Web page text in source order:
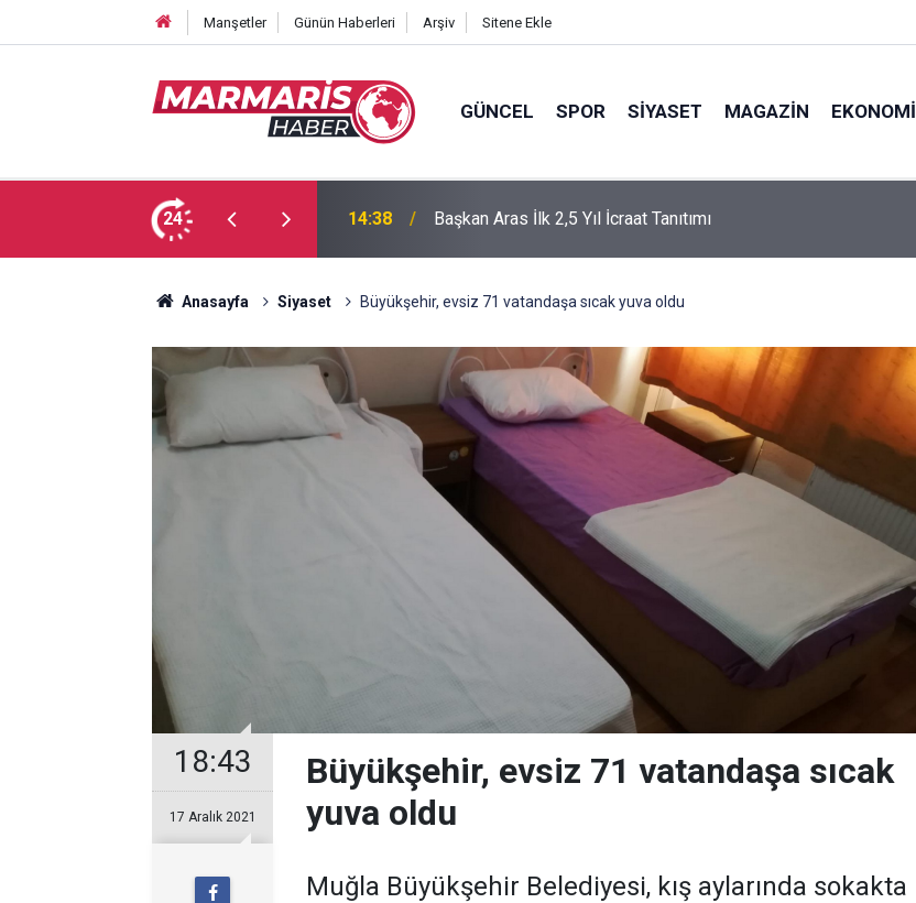
Manşetler Günün Haberleri Arşiv Sitene Ekle
GÜNCEL SPOR SIYASET MAGAZIN EKONOMI
24 14:38 Başkan Aras İlk 2,5 Yıl İcraat Tanıtımı
Anasayfa Siyaset Büyükşehir, evsiz 71 vatandaşa sıcak yuva oldu
18:43
17 Aralık 2021
Büyükşehir, evsiz 71 vatandaşa sıcak
yuva oldu
Muğla Büyükşehir Belediyesi, kış aylarında sokakta